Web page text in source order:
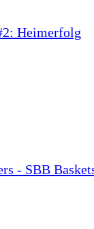
Heimerfolg
- SBB